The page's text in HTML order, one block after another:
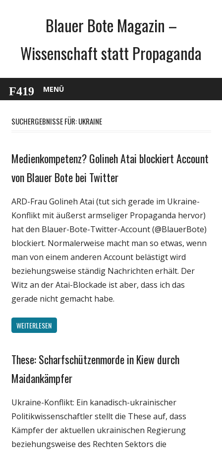
Blauer Bote Magazin –
Wissenschaft statt Propaganda
MENÜ
SUCHERGEBNISSE FÜR:UKRAINE
Gesellschaft
Internet
Politik
Technik
Unterhaltung
Webfundstück
Medienkompetenz? Golineh Atai blockiert Account
von Blauer Bote bei Twitter
ARD-Frau Golineh Atai (tut sich gerade im Ukraine-
Konflikt mit äußerst armseliger Propaganda hervor)
hat den Blauer-Bote-Twitter-Account (@BlauerBote)
blockiert. Normalerweise macht man so etwas, wenn
man von einem anderen Account belästigt wird
beziehungsweise ständig Nachrichten erhält. Der
Witz an der Atai-Blockade ist aber, dass ich das
gerade nicht gemacht habe.
WEITERLESEN
Gesellschaft
Internet
Politik
Wissenschaft
These: Scharfschützenmorde in Kiew durch
Maidankämpfer
Ukraine-Konflikt: Ein kanadisch-ukrainischer
Politikwissenschaftler stellt die These auf, dass
Kämpfer der aktuellen ukrainischen Regierung
beziehungsweise des Rechten Sektors die